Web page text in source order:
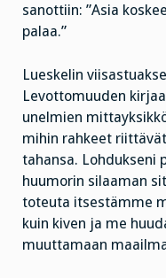
sanottiin: ”Asia
palaa.”
Lueskelin
Levottomuuden
unelmien
mihin rahkeet
tahansa. Lohdukseni
huumorin silaaman
toteuta itsestämme
kuin kiven ja me
muuttamaan